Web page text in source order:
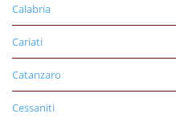
Calabria
Cariati
Catanzaro
Cessaniti